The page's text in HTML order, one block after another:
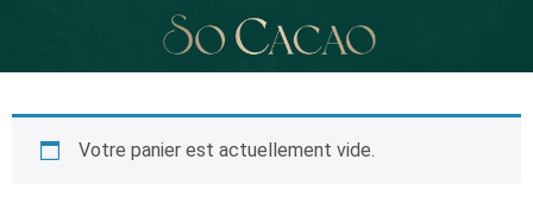
Votre panier est actuellement vide.